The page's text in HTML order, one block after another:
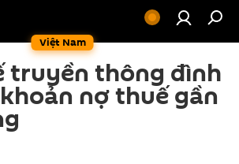
Việt Nam
truyền thông đình
nợ thuế gần